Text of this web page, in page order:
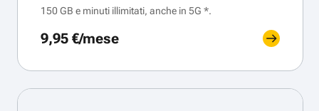
150 GB e minuti illimitati, anche in 5G *.
9,95 €/mese